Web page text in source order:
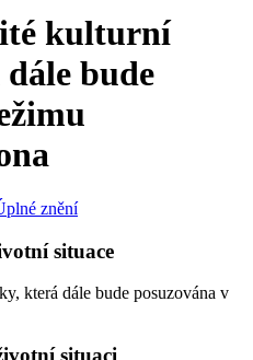
kulturní
bude
znění
situace
která dále bude posuzována v
situaci